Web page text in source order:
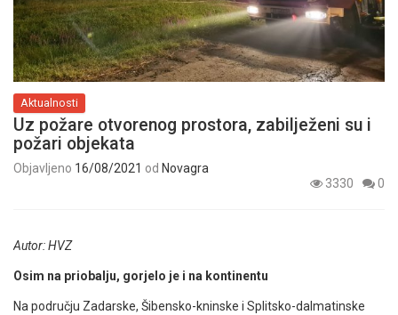
Aktualnosti
Uz požare otvorenog prostora, zabilježeni su i
požari objekata
Objavljeno 16/08/2021 od Novagra
3330
0
Autor: HVZ
Osim na priobalju, gorjelo je i na kontinentu
Na području Zadarske, Šibensko-kninske i Splitsko-dalmatinske